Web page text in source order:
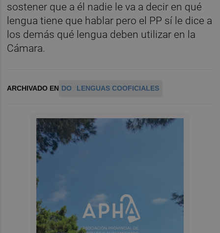
sostener que a él nadie le va a decir en qué
lengua tiene que hablar pero el PP sí le dice a
los demás qué lengua deben utilizar en la
Cámara.
ARCHIVADO EN DO LENGUAS COOFICIALES